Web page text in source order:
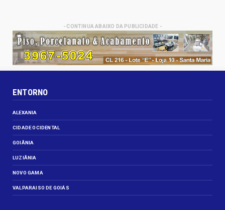
- CONTINUA ABAIXO DA PUBLICIDADE -
ENTORNO
ALEXANIA
CIDADE OCIDENTAL
GOIÂNIA
LUZIÂNIA
NOVO GAMA
VALPARAISO DE GOIÁS